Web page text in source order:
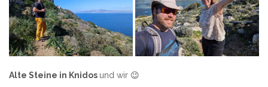
Alte Steine in Knidos und wir 😉